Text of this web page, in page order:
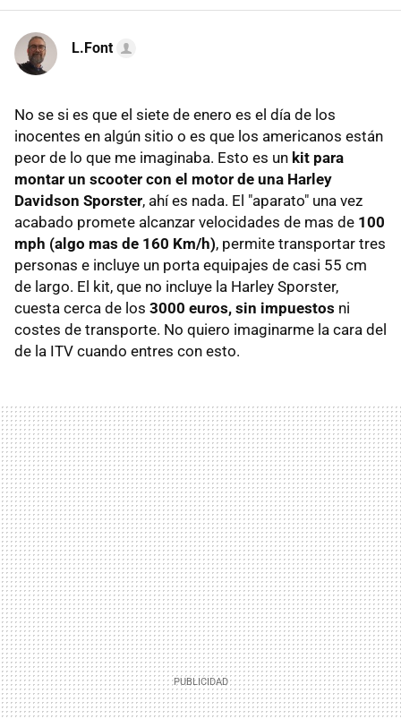
L.Font
No se si es que el siete de enero es el día de los
inocentes en algún sitio o es que los americanos están
peor de lo que me imaginaba. Esto es un kit para
montar un scooter con el motor de una Harley
Davidson Sporster, ahí es nada. El "aparato" una vez
acabado promete alcanzar velocidades de mas de 100
mph (algo mas de 160 Km/h), permite transportar tres
personas e incluye un porta equipajes de casi 55 cm
de largo. El kit, que no incluye la Harley Sporster,
cuesta cerca de los 3000 euros, sin impuestos ni
costes de transporte. No quiero imaginarme la cara del
de la ITV cuando entres con esto.